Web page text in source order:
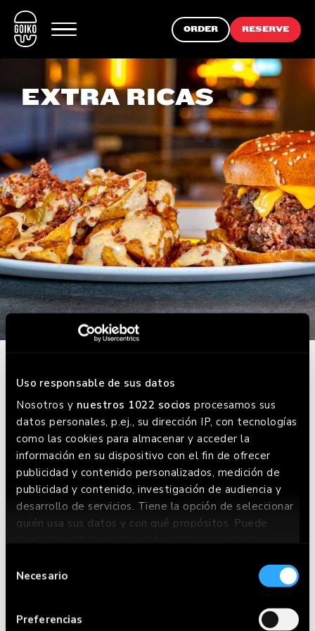
Uso responsable de sus datos
Nosotros y nuestros 1022 socios procesamos sus
datos personales, p.ej., su dirección IP, con tecnologías
como las cookies para almacenar y acceder la
información en su dispositivo con el fin de ofrecer
publicidad y contenido personalizados, medición de
publicidad y contenido, investigación de audiencia y
desarrollo de servicios. Tiene la opción de seleccionar
quién usa sus datos y con qué propósitos. Puede
en el Menú de consentimiento.
Recopilar información sobre su ubicación
deNecesario
Preferencias
ORDER RESERVE
EXTRA RICAS
Take it to the next level!
Try this new topping with Enquésame and
bacon bits in your potatoes or sweet potatoes.
Chorreo at its best! 🔥
BOOK A TABLE